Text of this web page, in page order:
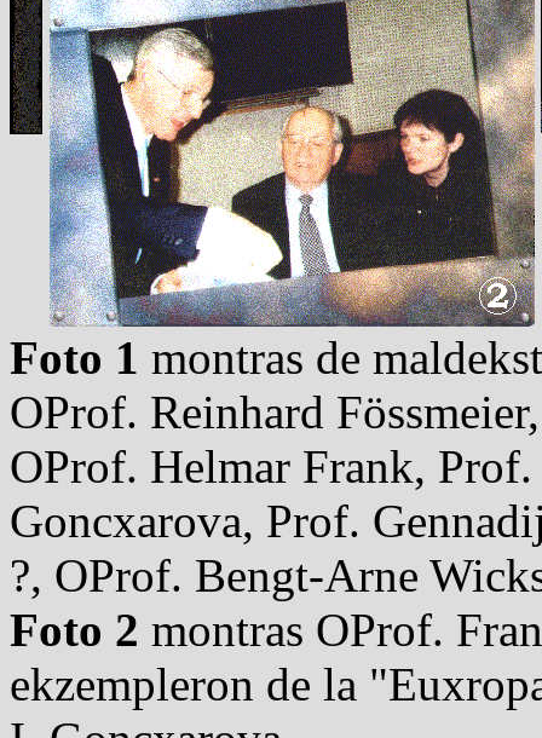
Foto 1 montras de
OProf. Reinhard
OProf. Helmar Frank,
Goncxarova, Prof.
?, OProf. Bengt-Arne
Foto 2 montras OProf.
ekzempleron de la